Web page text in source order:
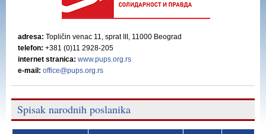
adresa: Topličin venac 11, sprat III, 11000 Beograd
telefon: +381 (0)11 2928-205
internet stranica: www.pups.org.rs
e-mail: office@pups.org.rs
Spisak narodnih poslanika